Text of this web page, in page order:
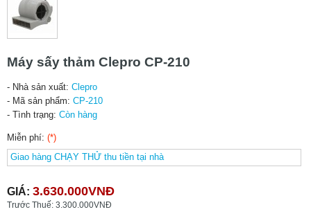
Máy sấy thảm Clepro CP-210
- Nhà sản xuất: Clepro
- Mã sản phẩm: CP-210
- Tình trạng: Còn hàng
Miễn phí: (*)
GIÁ: 3.630.000VNĐ
Trước Thuế: 3.300.000VNĐ